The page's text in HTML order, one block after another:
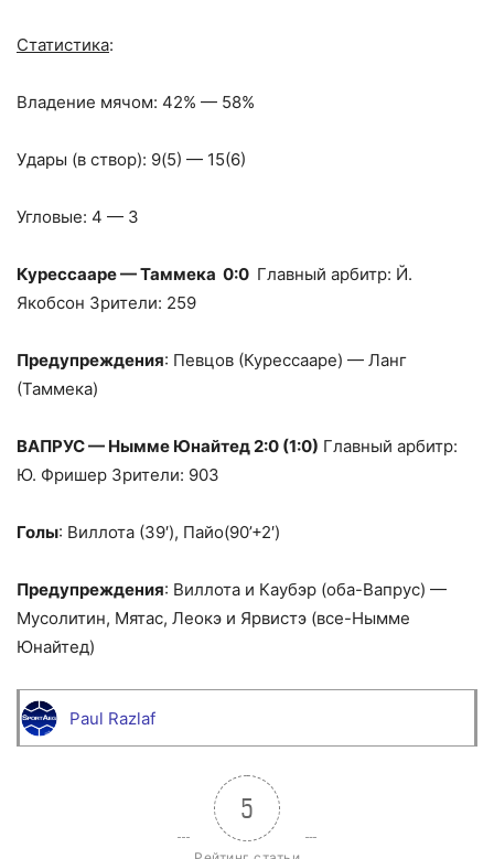
Статистика:
Владение мячом: 42% — 58%
Удары (в створ): 9(5) — 15(6)
Угловые: 4 — 3
Курессааре — Таммека 0:0 Главный арбитр: Й.
Якобсон Зрители: 259
Предупреждения: Певцов (Курессааре) — Ланг
(Таммека)
ВАПРУС — Нымме Юнайтед 2:0 (1:0) Главный арбитр:
Ю. Фришер Зрители: 903
Голы: Виллота (39′), Пайо(90’+2′)
Предупреждения: Виллота и Каубэр (оба-Вапрус) —
Мусолитин, Мятас, Леокэ и Ярвистэ (все-Нымме
Юнайтед)
Paul Razlaf
5